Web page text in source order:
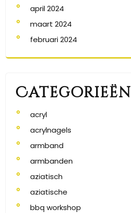
april 2024
maart 2024
februari 2024
Categorieën
acryl
acrylnagels
armband
armbanden
aziatisch
aziatische
bbq workshop